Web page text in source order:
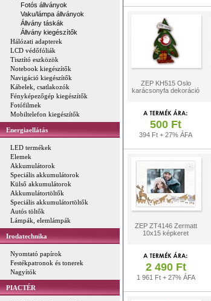
Fotós állványok
Vaku/lámpa állványok
Állvány táskák
Állvány kiegészítők
Hálózati adapterek
LCD védőfóliák
Tisztító eszközök
Notebook kiegészítők
Navigáció kiegészítők
Kábelek, csatlakozók
Fényképezőgép kiegészítők
Fotófilmek
Mobiltelefon kiegészítők
Energiaellátás
LED termékek
Elemek
Akkumulátorok
Speciális akkumulátorok
Külső akkumulátorok
Akkumulátortöltők
Speciális akkumulátortöltők
Autós töltők
Lámpák, elemlámpák
Irodatechnika
Nyomtató papírok
Festékpatronok és tonerek
Nagyítók
PIACTÉR
ZEP KH515 Oslo
karácsonyfa dekoráció
500 Ft
394 Ft + 27% ÁFA
ZEP ZT4146 Zermatt
10x15 képkeret
2 490 Ft
1 961 Ft + 27% ÁFA